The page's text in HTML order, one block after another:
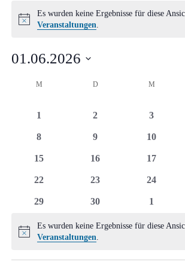
Hinweis
Es wurden keine Ergebnisse für diese
Veranstaltungen.
01.06.2026
Kalender
von
Veranstaltungen
M DDIENSTAG M
0
1
0
2
0
3
0
8
0
9
0
10
0
15
0
16
0
17
0
22
0
23
0
24
0
29
0
30
0
1
Hinweis
Es wurden keine Ergebnisse für diese
Veranstaltungen.